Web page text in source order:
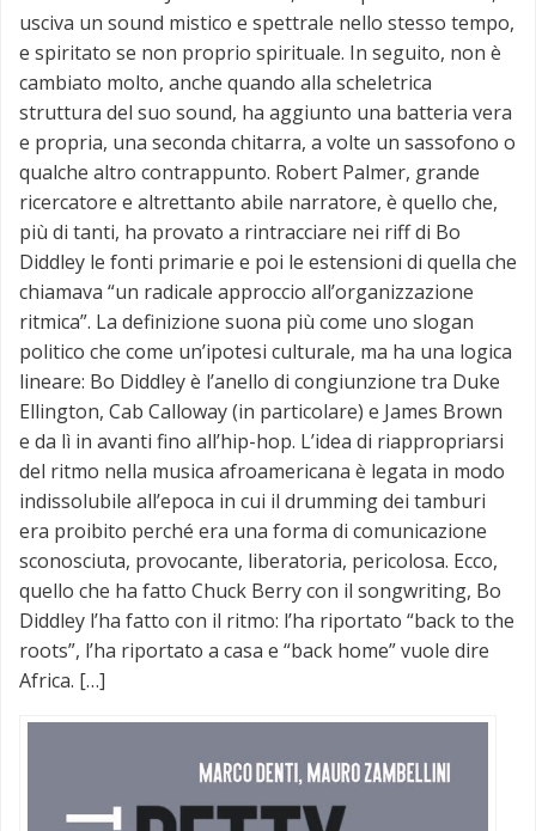
usciva un sound mistico e spettrale nello stesso tempo,
e spiritato se non proprio spirituale. In seguito, non è
cambiato molto, anche quando alla scheletrica
struttura del suo sound, ha aggiunto una batteria vera
e propria, una seconda chitarra, a volte un sassofono o
qualche altro contrappunto. Robert Palmer, grande
ricercatore e altrettanto abile narratore, è quello che,
più di tanti, ha provato a rintracciare nei riff di Bo
Diddley le fonti primarie e poi le estensioni di quella che
chiamava “un radicale approccio all’organizzazione
ritmica”. La definizione suona più come uno slogan
politico che come un’ipotesi culturale, ma ha una logica
lineare: Bo Diddley è l’anello di congiunzione tra Duke
Ellington, Cab Calloway (in particolare) e James Brown
e da lì in avanti fino all’hip-hop. L’idea di riappropriarsi
del ritmo nella musica afroamericana è legata in modo
indissolubile all’epoca in cui il drumming dei tamburi
era proibito perché era una forma di comunicazione
sconosciuta, provocante, liberatoria, pericolosa. Ecco,
quello che ha fatto Chuck Berry con il songwriting, Bo
Diddley l’ha fatto con il ritmo: l’ha riportato “back to the
roots”, l’ha riportato a casa e “back home” vuole dire
Africa. […]